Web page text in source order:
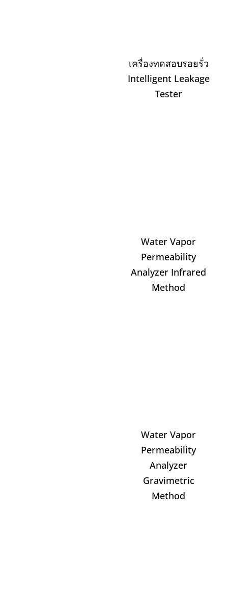
เครื่องทดสอบรอยรั่ว
Intelligent Leakage
Tester
Water Vapor
Permeability
Analyzer Infrared
Method
Water Vapor
Permeability
Analyzer
Gravimetric
Method